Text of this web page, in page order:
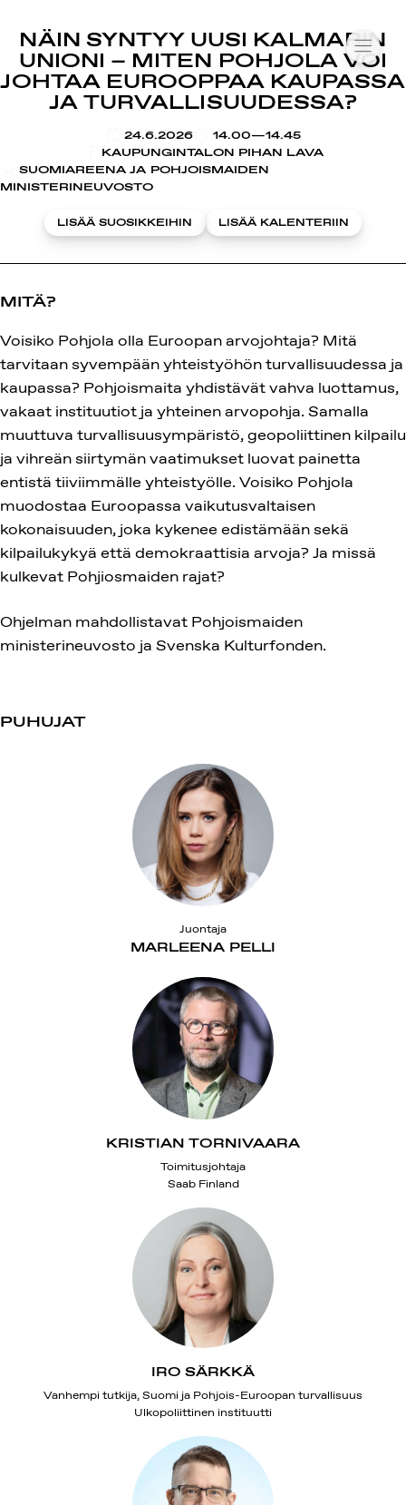
Siirry
sisältöön
NÄIN SYNTYY UUSI KALMARIN
UNIONI – MITEN POHJOLA VOI
JOHTAA EUROOPPAA KAUPASSA
JA TURVALLISUUDESSA?
24.6.2026
KLO
14.00—14.45
KAUPUNGINTALON PIHAN LAVA
SUOMIAREENA JA POHJOISMAIDEN
MINISTERINEUVOSTO
LISÄÄ SUOSIKKEIHIN LISÄÄ KALENTERIIN
MITÄ?
Voisiko Pohjola olla Euroopan arvojohtaja? Mitä
tarvitaan syvempään yhteistyöhön turvallisuudessa ja
kaupassa? Pohjoismaita yhdistävät vahva luottamus,
vakaat instituutiot ja yhteinen arvopohja. Samalla
muuttuva turvallisuusympäristö, geopoliittinen kilpailu
ja vihreän siirtymän vaatimukset luovat painetta
entistä tiiviimmälle yhteistyölle. Voisiko Pohjola
muodostaa Euroopassa vaikutusvaltaisen
kokonaisuuden, joka kykenee edistämään sekä
kilpailukykyä että demokraattisia arvoja? Ja missä
kulkevat Pohjiosmaiden rajat?
Ohjelman mahdollistavat Pohjoismaiden
ministerineuvosto ja Svenska Kulturfonden.
PUHUJAT
MARLEENA PELLI
Juontaja
KRISTIAN TORNIVAARA
Toimitusjohtaja
Saab Finland
IRO SÄRKKÄ
Vanhempi tutkija, Suomi ja Pohjois-Euroopan turvallisuus
Ulkopoliittinen instituutti